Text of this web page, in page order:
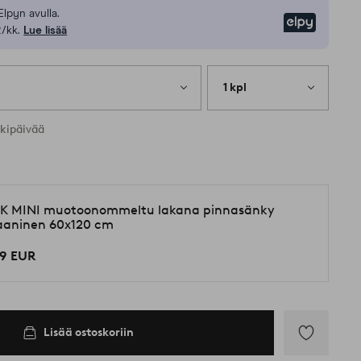
avulla.
kk. Lue lisää
1 kpl
MINI muotoonommeltu lakana pinnasänky
60x120 cm
EUR
Lisää ostoskoriin